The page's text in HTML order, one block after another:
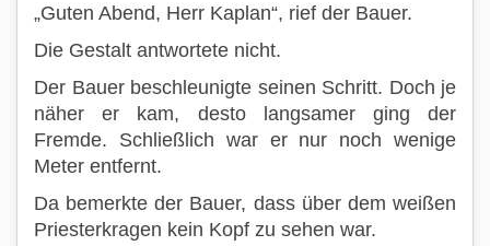
„Guten Abend, Herr Kaplan“, rief der Bauer.
Die Gestalt antwortete nicht.
Der Bauer beschleunigte seinen Schritt. Doch je
näher er kam, desto langsamer ging der
Fremde. Schließlich war er nur noch wenige
Meter entfernt.
Da bemerkte der Bauer, dass über dem weißen
Priesterkragen kein Kopf zu sehen war.